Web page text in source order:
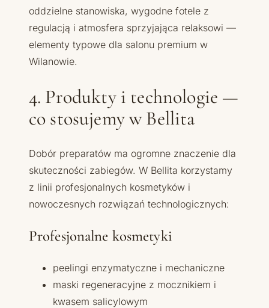
oddzielne stanowiska, wygodne fotele z
regulacją i atmosfera sprzyjająca relaksowi —
elementy typowe dla salonu premium w
Wilanowie.
4. Produkty i technologie —
co stosujemy w Bellita
Dobór preparatów ma ogromne znaczenie dla
skuteczności zabiegów. W Bellita korzystamy
z linii profesjonalnych kosmetyków i
nowoczesnych rozwiązań technologicznych:
Profesjonalne kosmetyki
peelingi enzymatyczne i mechaniczne
maski regeneracyjne z mocznikiem i
kwasem salicylowym